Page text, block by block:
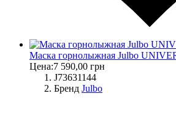
Маска горнолыжная Julbo
Цена:7 590,00 грн
J73631144
Бренд Julbo